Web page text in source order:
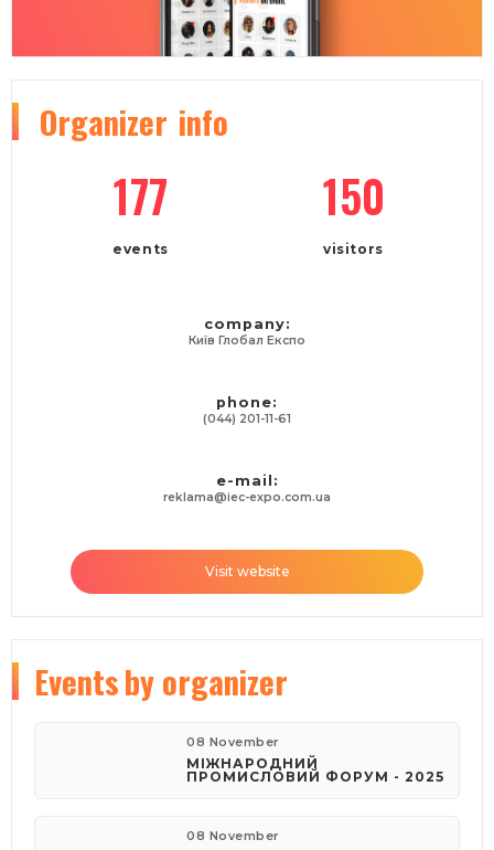
Organizer info
177
events
150
visitors
company:
Київ Глобал Експо
phone:
(044) 201-11-61
e-mail:
reklama@iec-expo.com.ua
Visit website
Eventsby organizer
08 November
МІЖНАРОДНИЙ
ПРОМИСЛОВИЙ ФОРУМ - 2025
08 November